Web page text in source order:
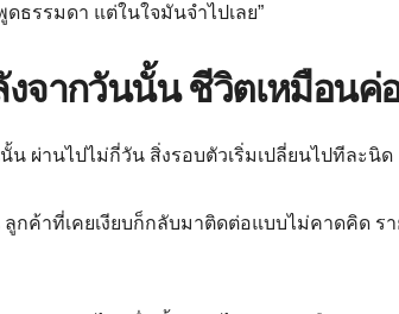
ธรรมดา แต่ในใจมันจำไปเลย”
จากวันนั้น ชีวิตเหมือนค่
ผ่านไปไม่กี่วัน สิ่งรอบตัวเริ่มเปลี่ยนไปทีละนิด
กค้าที่เคยเงียบก็กลับมาติดต่อแบบไม่คาดคิด ร